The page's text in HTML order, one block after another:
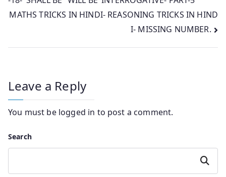
navigation
MATHS TRICKS IN HINDI- REASONING TRICKS IN HIND
I- MISSING NUMBER.
Leave a Reply
You must be logged in to post a comment.
Search
Search